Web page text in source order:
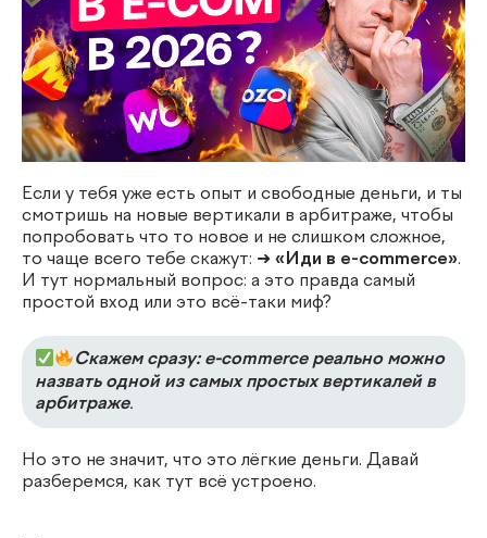
Если у тебя уже есть опыт и свободные деньги, и ты
смотришь на новые вертикали в арбитраже, чтобы
попробовать что то новое и не слишком сложное,
то чаще всего тебе скажут: ➜ «Иди в e-commerce».
И тут нормальный вопрос: а это правда самый
простой вход или это всё-таки миф?
Скажем сразу: e-commerce реально можно
назвать одной из самых простых вертикалей в
арбитраже.
Но это не значит, что это лёгкие деньги. Давай
разберемся, как тут всё устроено.